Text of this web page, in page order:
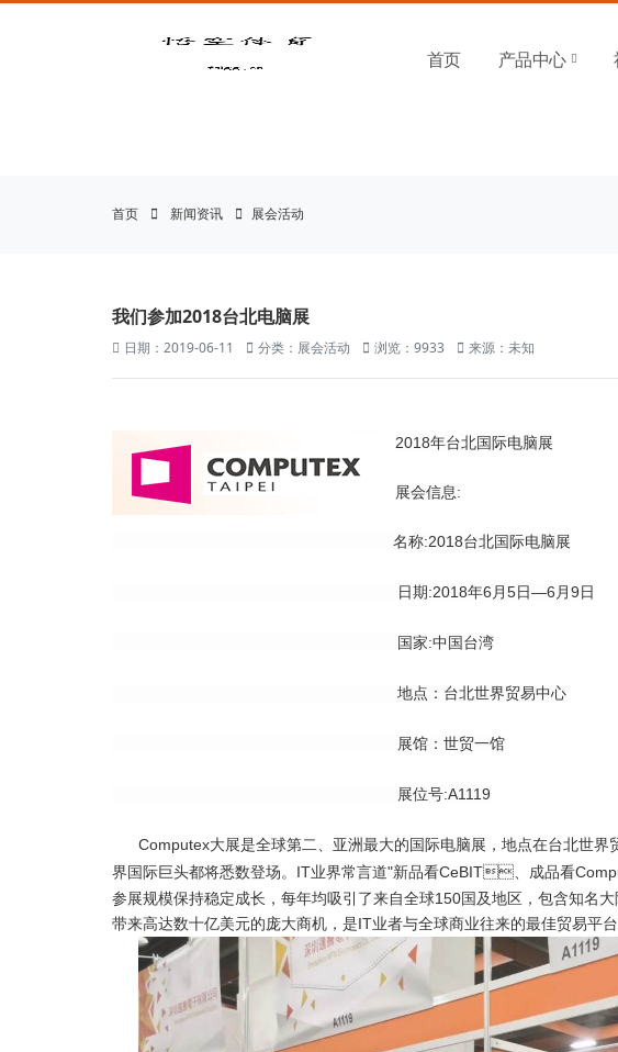
悟空体育官网 | WUKONG
首页 产品中心
首页 新闻资讯 展会活动
我们参加2018台北电脑展
日期：2019-06-11 分类：展会活动 浏览：9933 来源：未知
2018年台北国际电脑展
展会信息:
名称:2018台北国际电脑展
日期:2018年6月5日—6月9日
国家:中国台湾
地点：台北世界贸易中心
展馆：世贸一馆
展位号:A1119
Computex大展是全球第二、亚洲最大的国际电脑展，地点在台北世
界国际巨头都将悉数登场。 IT业界常言道"新品看CeBIT、成品看
参展规模保持稳定成长，每年均吸引了来自全球150国及地区，包含知名大
带来高达数十亿美元的庞大商机，是IT业者与全球商业往来的最佳贸易平台